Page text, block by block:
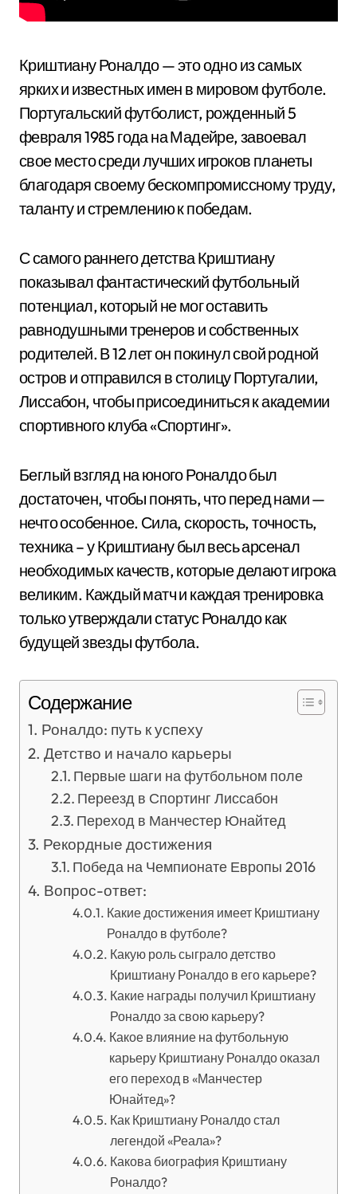
Криштиану Роналдо — это одно из самых
ярких и известных имен в мировом футболе.
Португальский футболист, рожденный 5
февраля 1985 года на Мадейре, завоевал
свое место среди лучших игроков планеты
благодаря своему бескомпромиссному труду,
таланту и стремлению к победам.
С самого раннего детства Криштиану
показывал фантастический футбольный
потенциал, который не мог оставить
равнодушными тренеров и собственных
родителей. В 12 лет он покинул свой родной
остров и отправился в столицу Португалии,
Лиссабон, чтобы присоединиться к академии
спортивного клуба «Спортинг».
Беглый взгляд на юного Роналдо был
достаточен, чтобы понять, что перед нами —
нечто особенное. Сила, скорость, точность,
техника – у Криштиану был весь арсенал
необходимых качеств, которые делают игрока
великим. Каждый матч и каждая тренировка
только утверждали статус Роналдо как
будущей звезды футбола.
Содержание
Роналдо: путь к успеху
Детство и начало карьеры
Первые шаги на футбольном поле
Переезд в Спортинг Лиссабон
Переход в Манчестер Юнайтед
Рекордные достижения
Победа на Чемпионате Европы 2016
Вопрос-ответ:
Какие достижения имеет Криштиану
Роналдо в футболе?
Какую роль сыграло детство
Криштиану Роналдо в его карьере?
Какие награды получил Криштиану
Роналдо за свою карьеру?
Какое влияние на футбольную
карьеру Криштиану Роналдо оказал
его переход в «Манчестер
Юнайтед»?
Как Криштиану Роналдо стал
легендой «Реала»?
Какова биография Криштиану
Роналдо?